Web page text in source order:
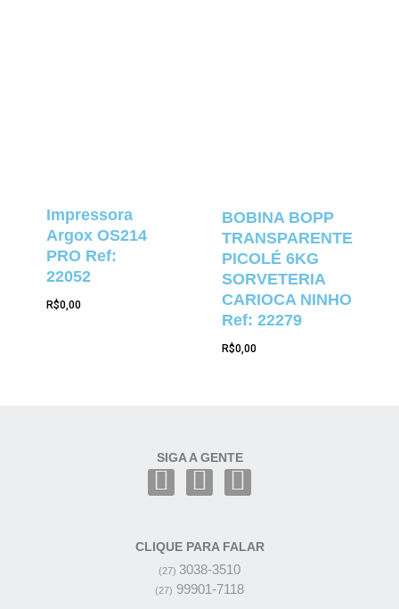
Impressora
Argox OS214
PRO Ref:
22052
R$0,00
BOBINA BOPP
TRANSPARENTE
PICOLÉ 6KG
SORVETERIA
CARIOCA NINHO
Ref: 22279
R$0,00
SIGA A GENTE
CLIQUE PARA FALAR
(27) 3038-3510
(27) 99901-7118